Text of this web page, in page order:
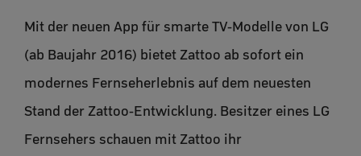
Mit der neuen App für smarte TV-Modelle von LG
(ab Baujahr 2016) bietet Zattoo ab sofort ein
modernes Fernseherlebnis auf dem neuesten
Stand der Zattoo-Entwicklung. Besitzer eines LG
Fernsehers schauen mit Zattoo ihr